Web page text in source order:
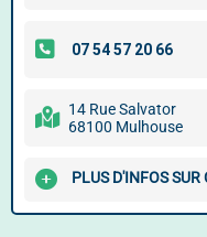
14 Rue Salvator
68100 Mulhouse
PLUS D'INFOS SUR